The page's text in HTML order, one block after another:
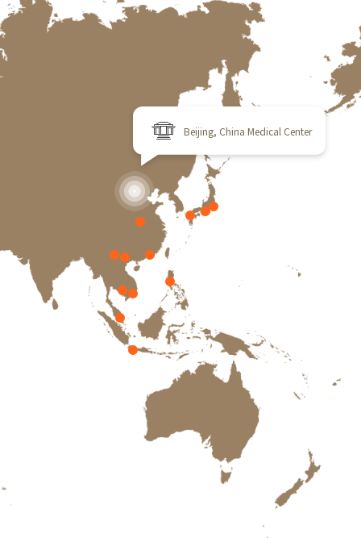
Beijing, China Medical Center